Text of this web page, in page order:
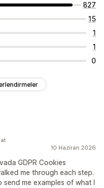
827
15
1
1
0
10 Haziran 2026
GDPR Cookies
me through each step.
me examples of what I